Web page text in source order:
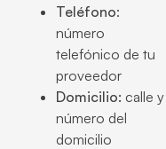
Teléfono:
número
telefónico de tu
proveedor
Domicilio: calle y
número del
domicilio